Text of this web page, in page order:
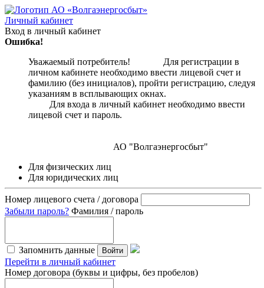
Личный кабинет
Вход в личный кабинет
Ошибка!
Уважаемый потребитель! Для регистрации в
личном кабинете необходимо ввести лицевой счет и
фамилию (без инициалов), пройти регистрацию, следуя
указаниям в всплывающих окнах.
Для входа в личный кабинет необходимо ввести
лицевой счет и пароль.
АО "Волгаэнергосбыт"
Для физических лиц
Для юридических лиц
Номер лицевого счета / договора
Забыли пароль? Фамилия / пароль
Запомнить данные Войти
Перейти в личный кабинет
Номер договора (буквы и цифры, без пробелов)